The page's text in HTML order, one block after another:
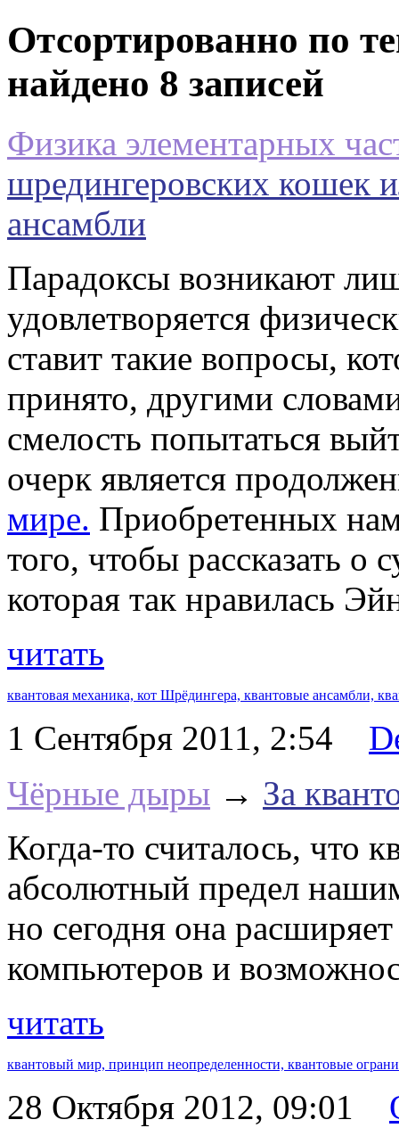
Отсортированно по
найдено 8 записей
Физика элементарных
шредингеровских кошек
ансамбли
Парадоксы возникают
удовлетворяется
ставит такие вопросы,
принято, другими
смелость попытаться
очерк является
мире. Приобретенных
того, чтобы рассказать
которая так нравилась
читать
квантовая механика, кот Шрёдингера, квантовые ансамбли,
1 Сентября 2011, 2:54
Чёрные дыры → За
Когда-то считалось, что
абсолютный предел
но сегодня она
компьютеров и
читать
квантовый мир, принцип неопределенности, квантовые
28 Октября 2012, 09:01